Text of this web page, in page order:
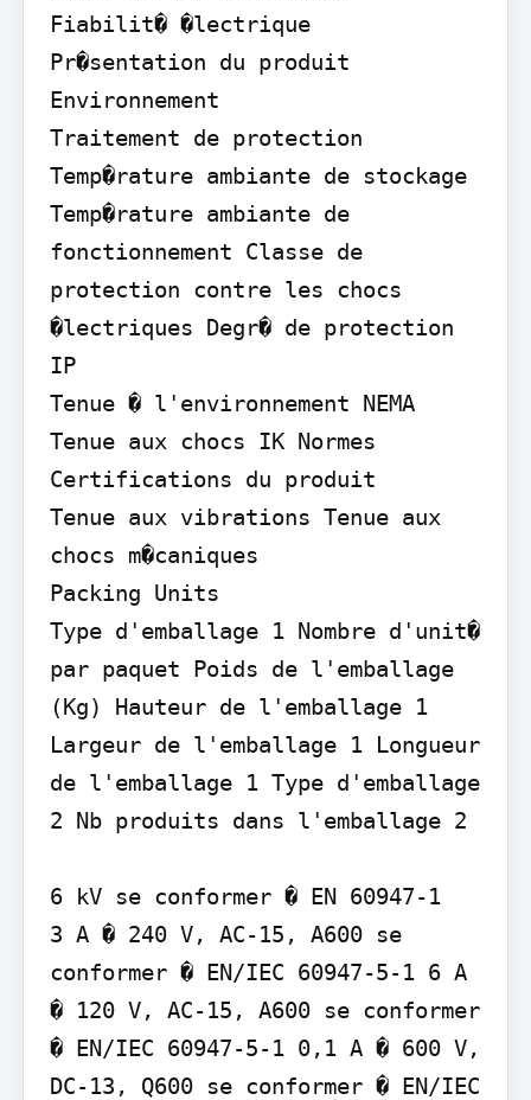
Fiabilit� �lectrique
Pr�sentation du produit
Environnement
Traitement de protection
Temp�rature ambiante de stockage
Temp�rature ambiante de
fonctionnement Classe de
protection contre les chocs
�lectriques Degr� de protection
IP
Tenue � l'environnement NEMA
Tenue aux chocs IK Normes
Certifications du produit
Tenue aux vibrations Tenue aux
chocs m�caniques
Packing Units
Type d'emballage 1 Nombre d'unit�
par paquet Poids de l'emballage
(Kg) Hauteur de l'emballage 1
Largeur de l'emballage 1 Longueur
de l'emballage 1 Type d'emballage
2 Nb produits dans l'emballage 2
6 kV se conformer � EN 60947-1
3 A � 240 V, AC-15, A600 se
conformer � EN/IEC 60947-5-1 6 A
� 120 V, AC-15, A600 se conformer
� EN/IEC 60947-5-1 0,1 A � 600 V,
DC-13, Q600 se conformer � EN/IEC